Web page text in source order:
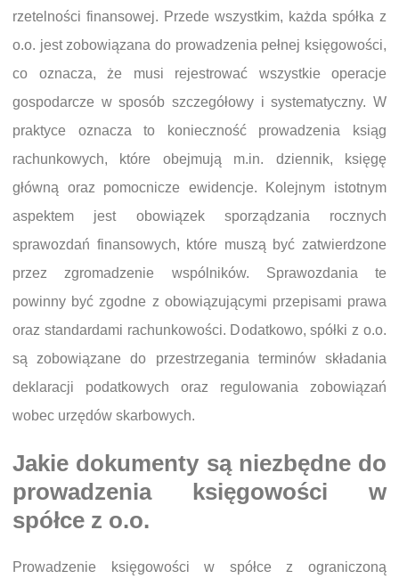
rzetelności finansowej. Przede wszystkim, każda spółka z
o.o. jest zobowiązana do prowadzenia pełnej księgowości,
co oznacza, że musi rejestrować wszystkie operacje
gospodarcze w sposób szczegółowy i systematyczny. W
praktyce oznacza to konieczność prowadzenia ksiąg
rachunkowych, które obejmują m.in. dziennik, księgę
główną oraz pomocnicze ewidencje. Kolejnym istotnym
aspektem jest obowiązek sporządzania rocznych
sprawozdań finansowych, które muszą być zatwierdzone
przez zgromadzenie wspólników. Sprawozdania te
powinny być zgodne z obowiązującymi przepisami prawa
oraz standardami rachunkowości. Dodatkowo, spółki z o.o.
są zobowiązane do przestrzegania terminów składania
deklaracji podatkowych oraz regulowania zobowiązań
wobec urzędów skarbowych.
Jakie dokumenty są niezbędne do
prowadzenia księgowości w
spółce z o.o.
Prowadzenie księgowości w spółce z ograniczoną